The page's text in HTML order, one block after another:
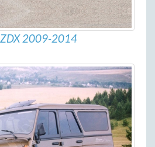
2009-2014